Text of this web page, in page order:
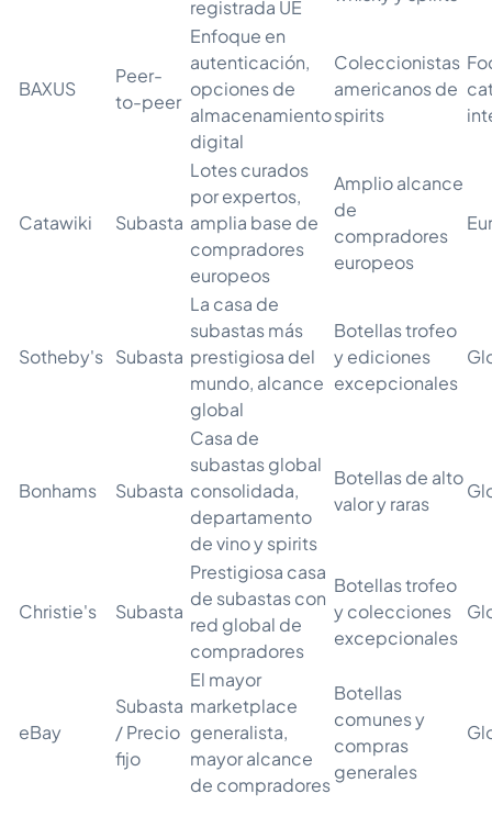
registrada UE
BAXUS
Peer-
to-peer
Enfoque en
autenticación,
opciones de
almacenamiento
digital
Coleccionistas
americanos de
spirits
Catawiki Subasta
Lotes curados
por expertos,
amplia base de
compradores
europeos
Amplio alcance
de
compradores
europeos
Sotheby's Subasta
La casa de
subastas más
prestigiosa del
mundo, alcance
global
Botellas trofeo
y ediciones
excepcionales
Bonhams Subasta
Casa de
subastas global
consolidada,
departamento
de vino y spirits
Botellas de alto
valor y raras
Christie's Subasta
Prestigiosa casa
de subastas con
red global de
compradores
Botellas trofeo
y colecciones
excepcionales
eBay
Subasta
/ Precio
fijo
El mayor
marketplace
generalista,
mayor alcance
de compradores
Botellas
comunes y
compras
generales